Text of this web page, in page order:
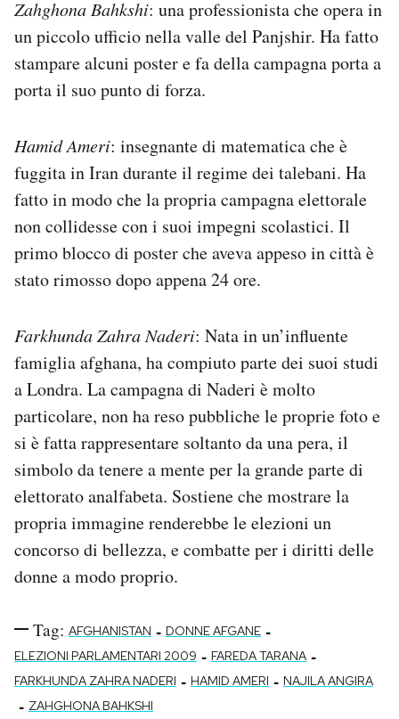
Zahghona Bahkshi: una professionista che opera in
un piccolo ufficio nella valle del Panjshir. Ha fatto
stampare alcuni poster e fa della campagna porta a
porta il suo punto di forza.
Hamid Ameri: insegnante di matematica che è
fuggita in Iran durante il regime dei talebani. Ha
fatto in modo che la propria campagna elettorale
non collidesse con i suoi impegni scolastici. Il
primo blocco di poster che aveva appeso in città è
stato rimosso dopo appena 24 ore.
Farkhunda Zahra Naderi: Nata in un’influente
famiglia afghana, ha compiuto parte dei suoi studi
a Londra. La campagna di Naderi è molto
particolare, non ha reso pubbliche le proprie foto e
si è fatta rappresentare soltanto da una pera, il
simbolo da tenere a mente per la grande parte di
elettorato analfabeta. Sostiene che mostrare la
propria immagine renderebbe le elezioni un
concorso di bellezza, e combatte per i diritti delle
donne a modo proprio.
Tag: AFGHANISTAN - DONNE AFGANE -
ELEZIONI PARLAMENTARI 2009 - FAREDA TARANA -
FARKHUNDA ZAHRA NADERI - HAMID AMERI - NAJILA ANGIRA
- ZAHGHONA BAHKSHI